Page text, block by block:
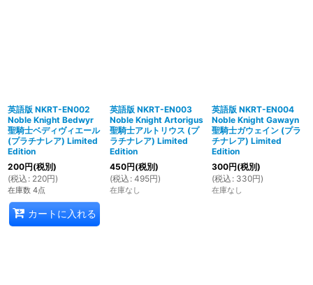
英語版 NKRT-EN002
Noble Knight Bedwyr
聖騎士ベディヴィエール
(プラチナレア) Limited
Edition
200円(税別)
(税込 : 220円)
在庫数 4点
カートに入れる
英語版 NKRT-EN003
Noble Knight Artorigus
聖騎士アルトリウス (プ
ラチナレア) Limited
Edition
450円(税別)
(税込 : 495円)
在庫なし
英語版 NKRT-EN004
Noble Knight Gawayn
聖騎士ガウェイン (プラ
チナレア) Limited
Edition
300円(税別)
(税込 : 330円)
在庫なし